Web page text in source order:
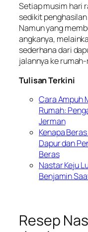
Setiap musim hari
sedikit
Namun yang
angkanya,
sederhana dari
jalannya ke
Tulisan Terkini
Cara Ampuh
Rumah:
Jerman
Kenapa
Dapur dan
Beras
Nastar Keju
Benjamin
Resep